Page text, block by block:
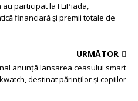
participat la FLiPiada,
financiară și premii totale de
URMĂTOR
anunță lansarea ceasului smart
destinat părinților și copiilor